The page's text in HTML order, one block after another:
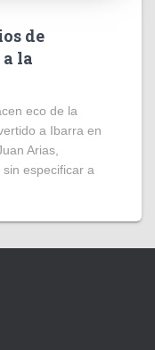
de
la
eco de la
a Ibarra en
Arias,
especificar a